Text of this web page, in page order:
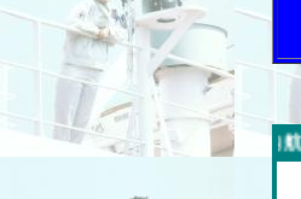
今週の「内航海運新聞」広告